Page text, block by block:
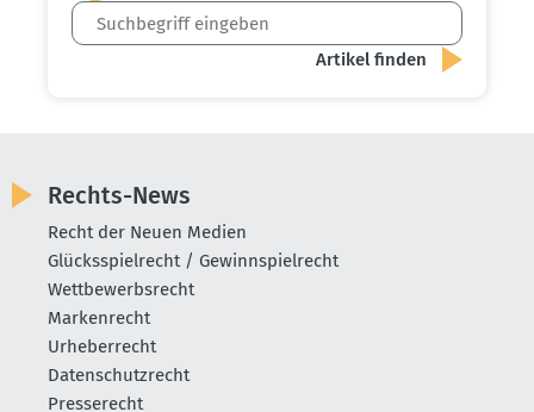
Rechts-News
Recht der Neuen Medien
Glücksspielrecht / Gewinnspielrecht
Wettbewerbsrecht
Markenrecht
Urheberrecht
Datenschutzrecht
Presserecht